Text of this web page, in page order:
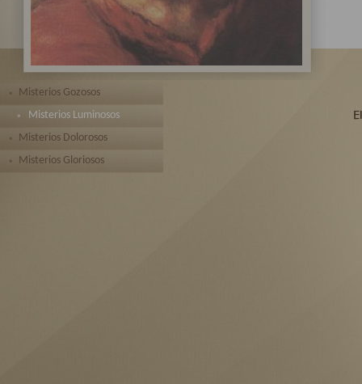
Misterios Gozosos
Misterios Luminosos
Misterios Dolorosos
Misterios Gloriosos